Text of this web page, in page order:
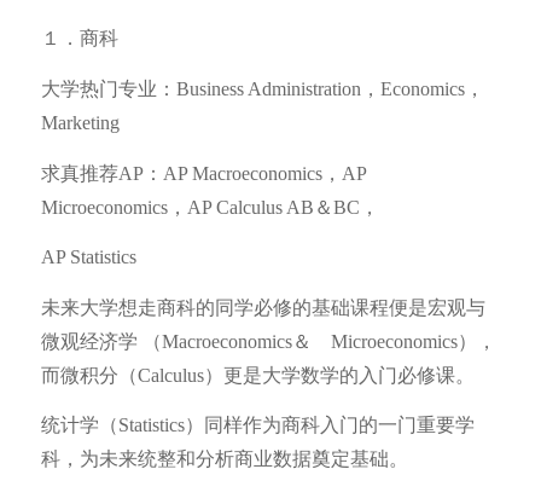
１．商科
大学热门专业：Business Administration，Economics，
Marketing
求真推荐AP：AP Macroeconomics，AP
Microeconomics，AP Calculus AB＆BC，
AP Statistics
未来大学想走商科的同学必修的基础课程便是宏观与
微观经济学 （Macroeconomics＆ Microeconomics），
而微积分（Calculus）更是大学数学的入门必修课。
统计学（Statistics）同样作为商科入门的一门重要学
科，为未来统整和分析商业数据奠定基础。